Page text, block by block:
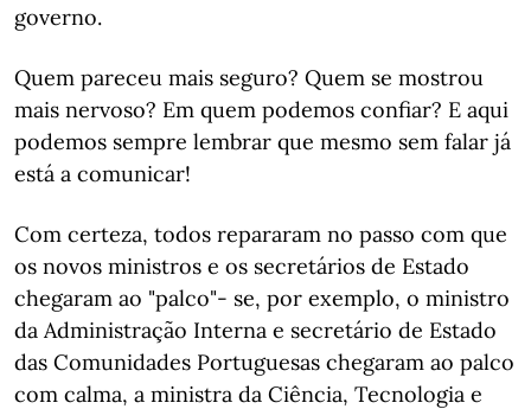
governo.
Quem pareceu mais seguro? Quem se mostrou
mais nervoso? Em quem podemos confiar? E aqui
podemos sempre lembrar que mesmo sem falar já
está a comunicar!
Com certeza, todos repararam no passo com que
os novos ministros e os secretários de Estado
chegaram ao "palco"- se, por exemplo, o ministro
da Administração Interna e secretário de Estado
das Comunidades Portuguesas chegaram ao palco
com calma, a ministra da Ciência, Tecnologia e